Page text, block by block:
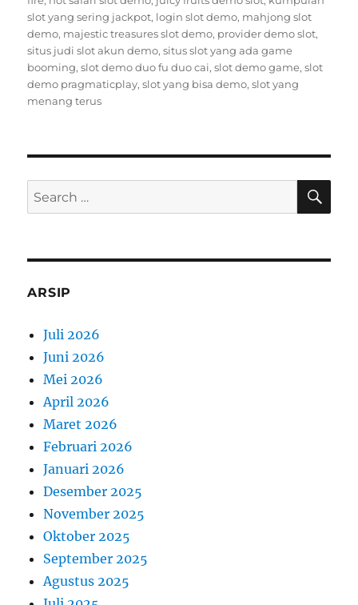
slot yang sering jackpot, login slot demo, mahjong slot
demo, majestic treasures slot demo, provider demo slot,
situs judi slot akun demo,situs slot yang ada game
booming,slot demo duo fu duo cai,slot demo game,slot
demo pragmaticplay,slot yang bisa demo,slot yang
menang terus
Search
for:
ARSIP
Juli 2026
Juni 2026
Mei 2026
April 2026
Maret 2026
Februari 2026
Januari 2026
Desember 2025
November 2025
Oktober 2025
September 2025
Agustus 2025